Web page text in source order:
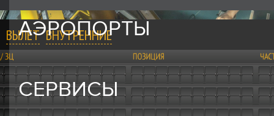
АЭРОПОРТЫ
СЕРВИСЫ
ВЫЛЕТ ВНУТРЕННИЕ